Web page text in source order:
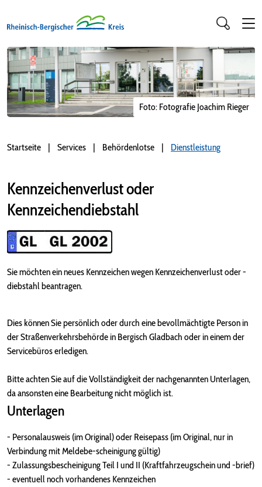
Foto: Fotografie Joachim Rieger
Startseite Services Behördenlotse Dienstleistung
Kennzeichenverlust oder
Kennzeichendiebstahl
Sie möchten ein neues Kennzeichen wegen Kennzeichenverlust oder -
diebstahl beantragen.
Dies können Sie persönlich oder durch eine bevollmächtigte Person in
der Straßenverkehrsbehörde in Bergisch Gladbach oder in einem der
Servicebüros erledigen.
Bitte achten Sie auf die Vollständigkeit der nachgenannten Unterlagen,
da ansonsten eine Bearbeitung nicht möglich ist.
Unterlagen
- Personalausweis (im Original) oder Reisepass (im Original, nur in
Verbindung mit Meldebe-scheinigung gültig)
- Zulassungsbescheinigung Teil I und II (Kraftfahrzeugschein und -brief)
- eventuell noch vorhandenes Kennzeichen